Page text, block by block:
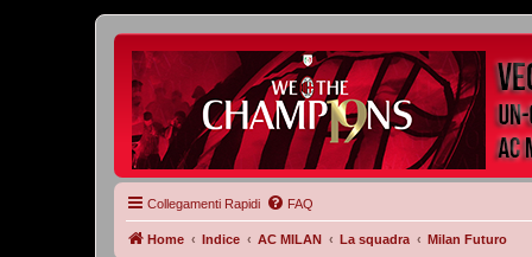
Collegamenti Rapidi FAQ
Home Indice AC MILAN La squadra Milan Futuro